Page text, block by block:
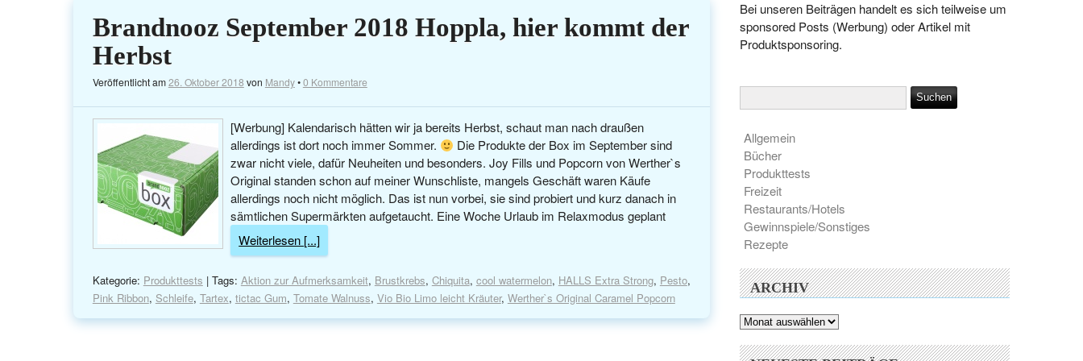
Brandnooz September 2018 Hoppla, hier kommt der
Herbst
Veröffentlicht am26. Oktober 2018 von Mandy•0 Kommentare
[Werbung] Kalendarisch hätten wir ja bereits Herbst, schaut man nach draußen
allerdings ist dort noch immer Sommer.
Die Produkte der Box im September sind
zwar nicht viele, dafür Neuheiten und besonders. Joy Fills und Popcorn von Werther`s
Original standen schon auf meiner Wunschliste, mangels Geschäft waren Käufe
allerdings noch nicht möglich. Das ist nun vorbei, sie sind probiert und kurz danach in
sämtlichen Supermärkten aufgetaucht. Eine Woche Urlaub im Relaxmodus geplant
Weiterlesen [...]
Kategorie: Produkttests | Tags: Aktion zur Aufmerksamkeit, Brustkrebs, Chiquita, cool watermelon, HALLS Extra Strong, Pesto,
Pink Ribbon, Schleife, Tartex, tictac Gum, Tomate Walnuss, Vio Bio Limo leicht Kräuter, Werther`s Original Caramel Popcorn
Bei unseren Beiträgen handelt es sich teilweise um
sponsored Posts (Werbung) oder Artikel mit
Produktsponsoring.
Allgemein
Bücher
Produkttests
Freizeit
Restaurants/Hotels
Gewinnspiele/Sonstiges
Rezepte
ARCHIV
Archiv